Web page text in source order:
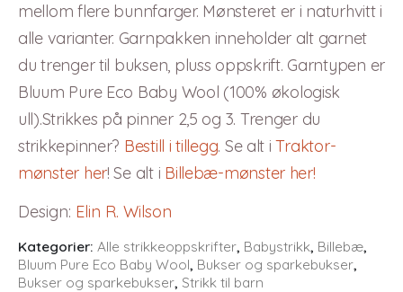
mellom flere bunnfarger. Mønsteret er i naturhvitt i
alle varianter. Garnpakken inneholder alt garnet
du trenger til buksen, pluss oppskrift. Garntypen er
Bluum Pure Eco Baby Wool (100% økologisk
ull).Strikkes på pinner 2,5 og 3. Trenger du
strikkepinner? Bestill i tillegg. Se alt iTraktor-
mønster her! Se alt i Billebæ-mønster her!
Design: Elin R. Wilson
Kategorier: Alle strikkeoppskrifter, Babystrikk, Billebæ,
Bluum Pure Eco Baby Wool, Bukser og sparkebukser,
Bukser og sparkebukser, Strikk til barn